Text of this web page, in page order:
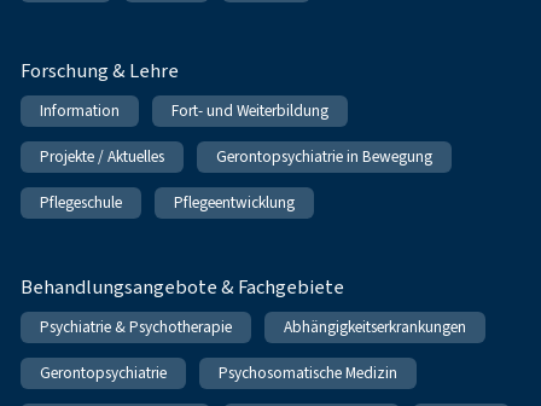
Forschung & Lehre
Information Fort- und Weiterbildung
Projekte / Aktuelles Gerontopsychiatrie in Bewegung
Pflegeschule Pflegeentwicklung
Behandlungsangebote & Fachgebiete
Psychiatrie & Psychotherapie Abhängigkeitserkrankungen
Gerontopsychiatrie Psychosomatische Medizin